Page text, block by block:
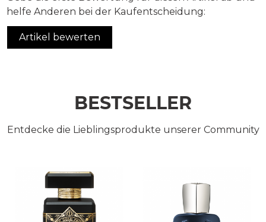
helfe Anderen bei der Kaufentscheidung:
Artikel bewerten
BESTSELLER
Entdecke die Lieblingsprodukte unserer Community